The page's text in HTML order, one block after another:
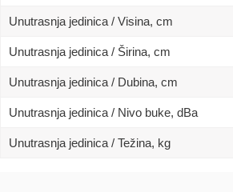
Unutrasnja jedinica / Visina, сm
Unutrasnja jedinica / Širina, сm
Unutrasnja jedinica / Dubina, сm
Unutrasnja jedinica / Nivo buke, dBa
Unutrasnja jedinica / Težina, kg